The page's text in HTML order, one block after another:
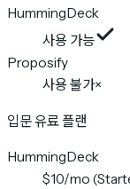
HummingDeck
사용 가능
Proposify
사용 불가×
입문 유료 플랜
HummingDeck
$10/mo